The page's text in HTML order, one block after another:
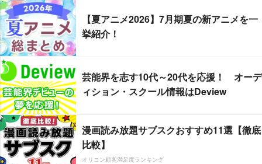
【夏アニメ2026】7月期夏の新アニメを一
挙紹介！
芸能界を志す10代～20代を応援！ オーデ
ィション・スクール情報はDeview
漫画読み放題サブスクおすすめ11選【徹底
比較】
オリコン顧客満足度ランキング